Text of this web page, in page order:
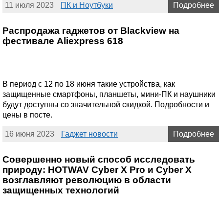
11 июля 2023 ПК и Ноутбуки Подробнее
Распродажа гаджетов от Blackview на
фестивале Aliexpress 618
В период с 12 по 18 июня такие устройства, как
защищенные смартфоны, планшеты, мини-ПК и наушники
будут доступны со значительной скидкой. Подробности и
цены в посте.
16 июня 2023 Гаджет новости Подробнее
Совершенно новый способ исследовать
природу: HOTWAV Cyber X Pro и Cyber X
возглавляют революцию в области
защищенных технологий